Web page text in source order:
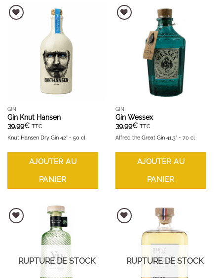
AJOUTER À LA LISTE D'ENVIES
GIN
Gin Knut Hansen
39,99€ TTC
Knut Hansen Dry Gin 42° - 50 cl
AJOUTER AU
PANIER
AJOUTER À LA LISTE D'ENVIES
GIN
Gin Wessex
39,99€ TTC
Alfred the Great Gin 41,3° - 70 cl
AJOUTER AU
PANIER
AJOUTER À LA LISTE D'ENVIES
RUPTURE DE STOCK
AJOUTER À LA LISTE D'ENVIES
RUPTURE DE STOCK